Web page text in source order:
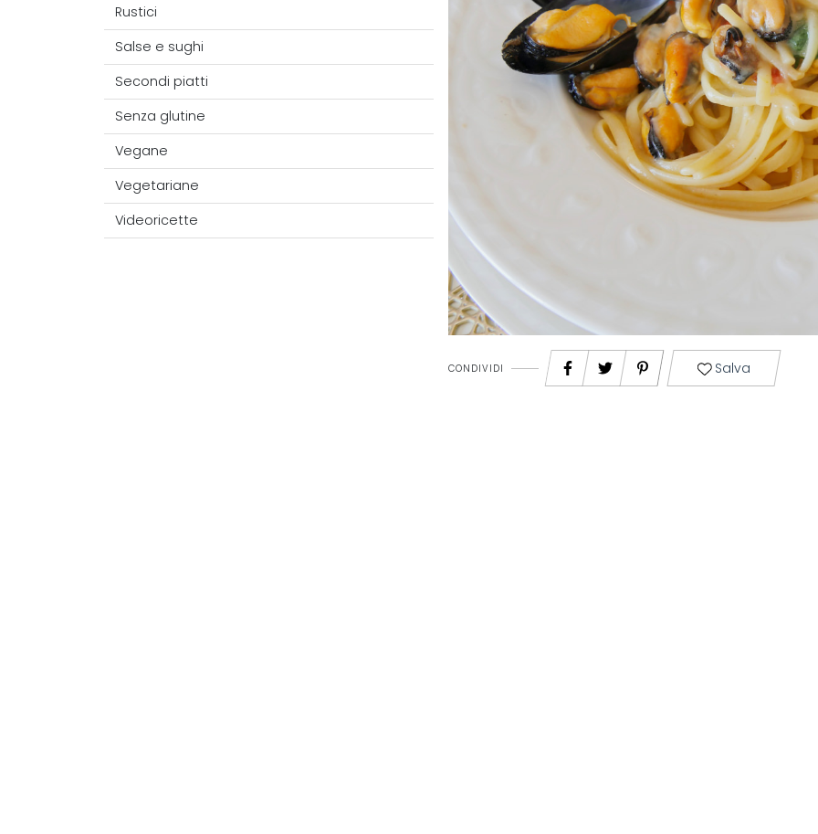
Rustici
Salse e sughi
Secondi piatti
Senza glutine
Vegane
Vegetariane
Videoricette
CONDIVIDI Salva